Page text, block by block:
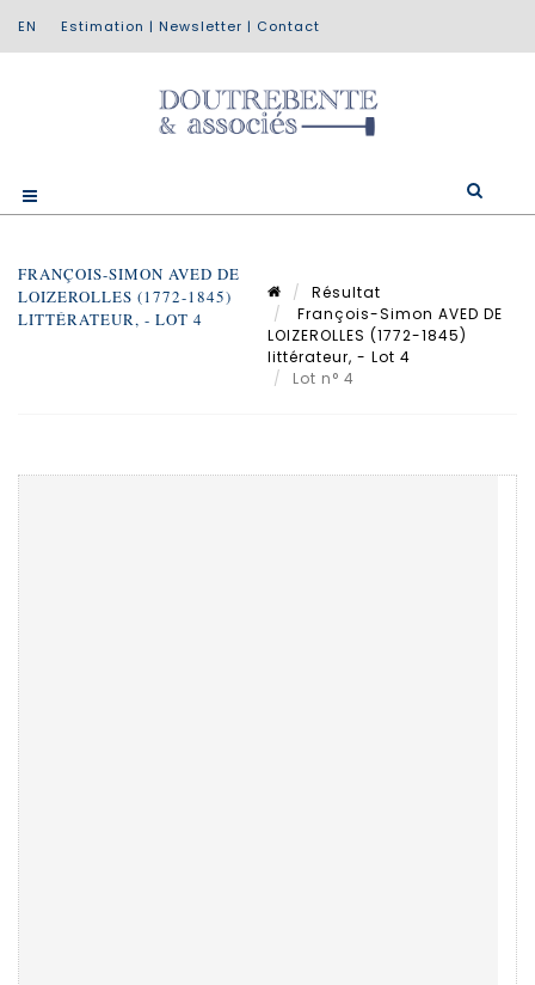
Estimation | Newsletter | Contact
FRANÇOIS-SIMON AVED DE
LOIZEROLLES (1772-1845)
LITTÉRATEUR, - LOT 4
Résultat
François-Simon AVED DE
LOIZEROLLES (1772-1845)
littérateur, - Lot 4
Lot n° 4